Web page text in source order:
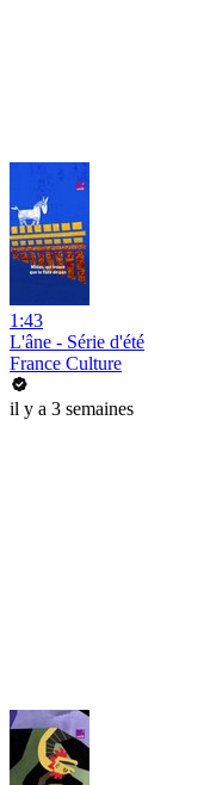
1:43
L'âne - Série d'été
France Culture
il y a 3 semaines